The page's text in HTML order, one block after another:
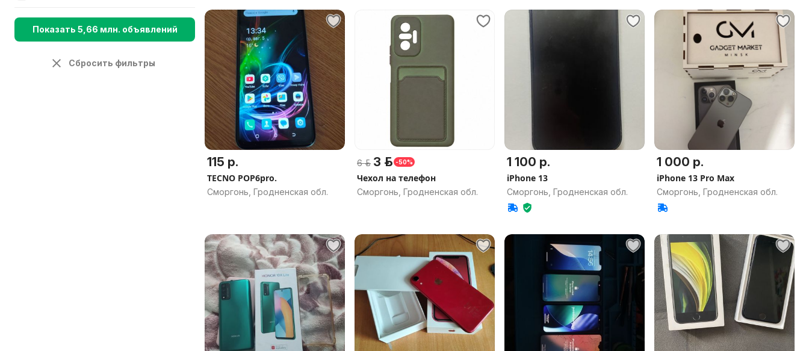
Показать 5,66 млн. объявлений
Сбросить фильтры
115 р.
TECNO POP6pro.
Сморгонь, Гродненская обл.
6 р. 3 р. -50%
Чехол на телефон
Сморгонь, Гродненская обл.
1 100 р.
iPhone 13
Сморгонь, Гродненская обл.
1 000 р.
iPhone 13 Pro Max
Сморгонь, Гродненская обл.